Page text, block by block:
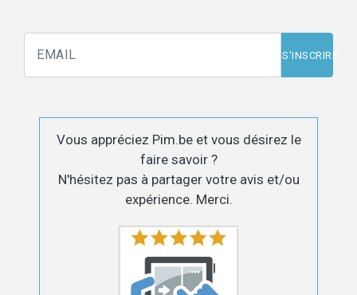
S'INSCRIRE
Vous appréciez Pim.be et vous désirez le
faire savoir ?
N'hésitez pas à partager votre avis et/ou
expérience. Merci.